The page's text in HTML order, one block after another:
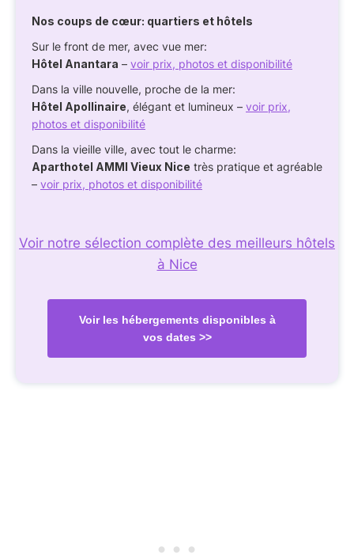
Nos coups de cœur: quartiers et hôtels
Sur le front de mer, avec vue mer:
Hôtel Anantara – voir prix, photos et disponibilité
Dans la ville nouvelle, proche de la mer:
Hôtel Apollinaire, élégant et lumineux – voir prix,
photos et disponibilité
Dans la vieille ville, avec tout le charme:
Aparthotel AMMI Vieux Nice très pratique et agréable
– voir prix, photos et disponibilité
Voir notre sélection complète des meilleurs hôtels
à Nice
Voir les hébergements disponibles à
vos dates >>